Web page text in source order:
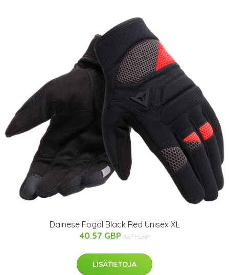
Dainese Fogal Black Red Unisex XL
40.57 GBP 42.71 GBP
LISÄTIETOJA